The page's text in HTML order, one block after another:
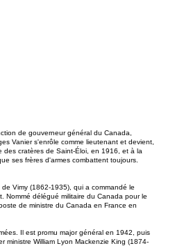
de gouverneur général du Canada,
Vanier s'enrôle comme lieutenant et devient,
des cratères de Saint-Éloi, en 1916, et à la
ses frères d'armes combattent toujours.
de Vimy (1862-1935), qui a commandé le
Nommé délégué militaire du Canada pour le
de ministre du Canada en France en
Il est promu major général en 1942, puis
William Lyon Mackenzie King (1874-